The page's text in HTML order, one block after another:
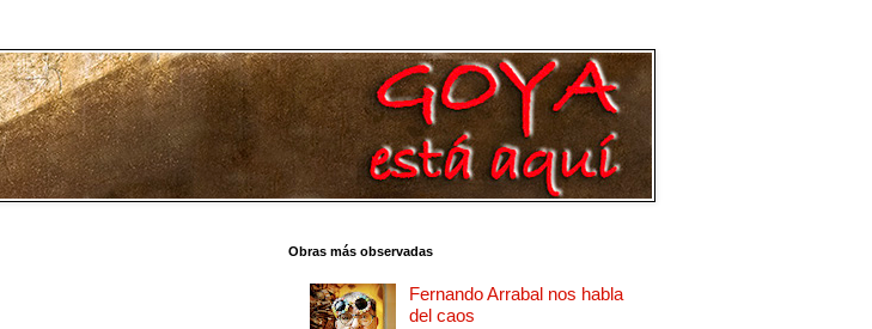
Obras más observadas
Fernando Arrabal nos habla
del caos